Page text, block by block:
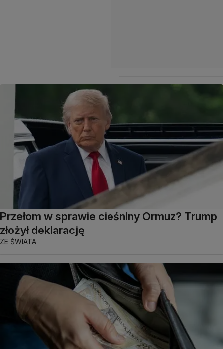
Przełom w sprawie cieśniny Ormuz? Trump
złożył deklarację
ZE ŚWIATA